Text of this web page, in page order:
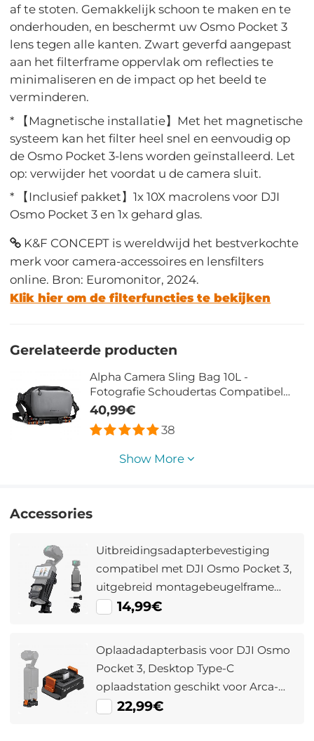
af te stoten. Gemakkelijk schoon te maken en te
onderhouden, en beschermt uw Osmo Pocket 3
lens tegen alle kanten. Zwart geverfd aangepast
aan het filterframe oppervlak om reflecties te
minimaliseren en de impact op het beeld te
verminderen.
* 【Magnetische installatie】Met het magnetische
systeem kan het filter heel snel en eenvoudig op
de Osmo Pocket 3-lens worden geïnstalleerd. Let
op: verwijder het voordat u de camera sluit.
* 【Inclusief pakket】1x 10X macrolens voor DJI
Osmo Pocket 3 en 1x gehard glas.
K&F CONCEPT is wereldwijd het bestverkochte
merk voor camera-accessoires en lensfilters
online. Bron: Euromonitor, 2024.
Klik hier om de filterfuncties te bekijken
Gerelateerde producten
Alpha Camera Sling Bag 10L -
Fotografie Schoudertas Compatibel
met Canon, Nikon, Sony Camera's en
DJI Mavic Drone (Grijs)
40,99€
38
Show More
Accessories
Uitbreidingsadapterbevestiging
compatibel met DJI Osmo Pocket 3,
uitgebreid montagebeugelframe
met cold shoe-bevestiging/1/4"
14,99€
Oplaadadapterbasis voor DJI Osmo
Pocket 3, Desktop Type-C
oplaadstation geschikt voor Arca-
Swiss standaard, met 1/4
22,99€